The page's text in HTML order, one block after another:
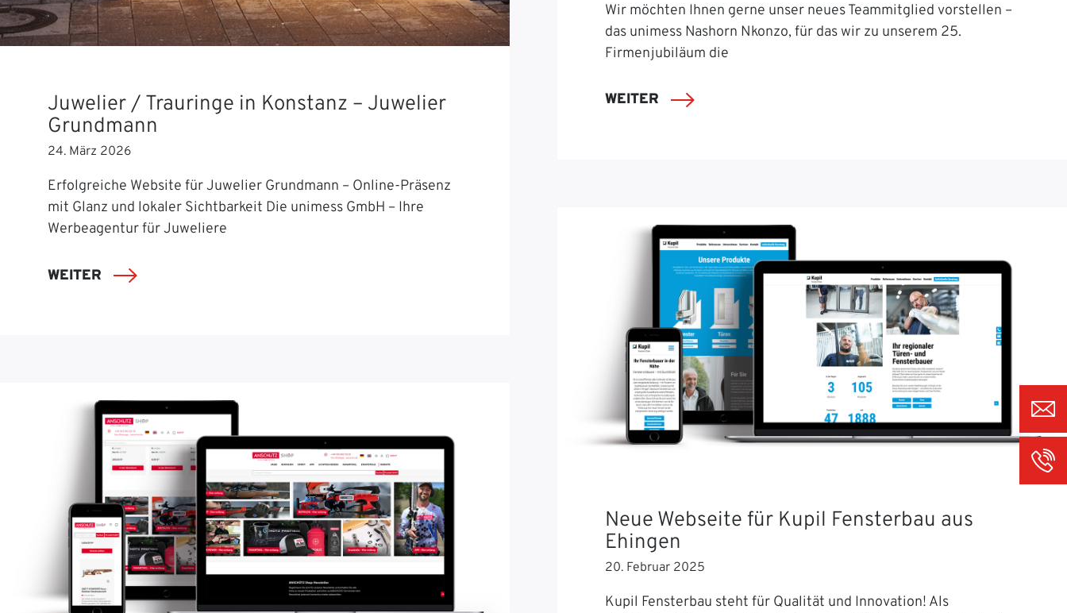
Juwelier / Trauringe in Konstanz – Juwelier
Grundmann
24. März 2026
Erfolgreiche Website für Juwelier Grundmann – Online-Präsenz
mit Glanz und lokaler Sichtbarkeit Die unimess GmbH – Ihre
Werbeagentur für Juweliere
WEITER
Wir möchten Ihnen gerne unser neues Teammitglied vorstellen –
das unimess Nashorn Nkonzo, für das wir zu unserem 25.
Firmenjubiläum die
WEITER
Neue Webseite für Kupil Fensterbau aus
Ehingen
20. Februar 2025
Kupil Fensterbau steht für Qualität und Innovation! Als